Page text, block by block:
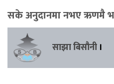
सके अनुदानमा नभए ऋणमै
साझा बिसौनी ।